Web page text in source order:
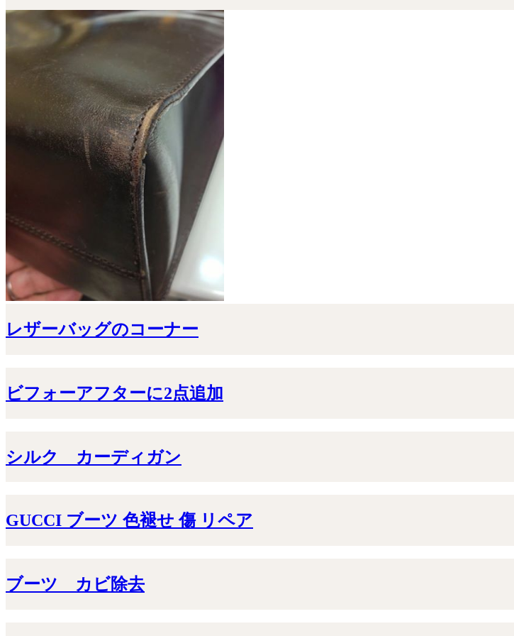
レザーバッグのコーナー
ビフォーアフターに2点追加
シルク カーディガン
GUCCI ブーツ 色褪せ 傷 リペア
ブーツ カビ除去